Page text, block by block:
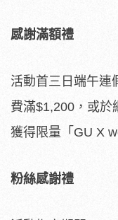
感謝滿額禮
活動首三日端午連
費滿$1,200，或於
獲得限量「GU X
粉絲感謝禮